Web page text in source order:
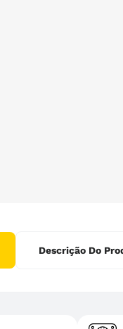
Descrição Do